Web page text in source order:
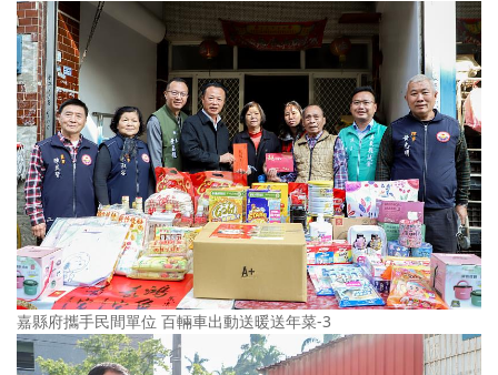
嘉縣府攜手民間單位 百輛車出動送暖送年菜-3